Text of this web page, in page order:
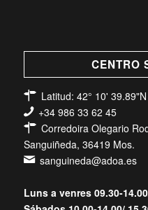
CENTRO
Latitud: 42° 10'
+34 986 33 62 45
Corredoira Olegario
Sanguiñeda, 36419 Mos.
sanguineda@adoa.es
Luns a venres 09.30-